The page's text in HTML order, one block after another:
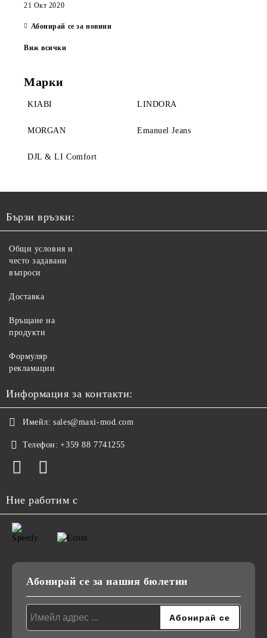
21 Окт 2020
Абонирай се за новини
Виж всички
Марки
KIABI LINDORA
MORGAN Emanuel Jeans
DJL & LI Comfort
Бързи връзки:
Общи условия и
често задавани
въпроси
Доставка
Връщане на
продукти
Формуляр
рекламации
Информация за контакти:
Имейл: sales@maxi-mod.com
Телефон: +359 88 7741255
Ние работим с
Абонирай се за нашия бюлетин